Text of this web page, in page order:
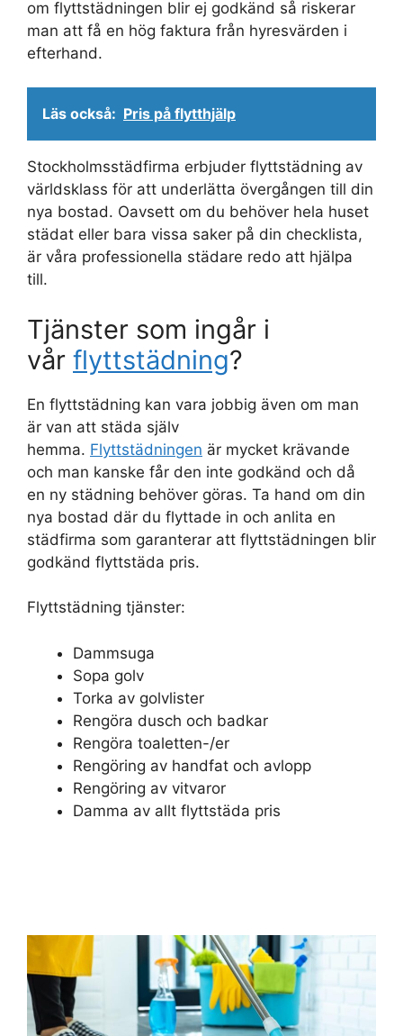
om flyttstädningen blir ej godkänd så riskerar
man att få en hög faktura från hyresvärden i
efterhand.
Läs också: Pris på flytthjälp
Stockholmsstädfirma erbjuder flyttstädning av
världsklass för att underlätta övergången till din
nya bostad. Oavsett om du behöver hela huset
städat eller bara vissa saker på din checklista,
är våra professionella städare redo att hjälpa
till.
Tjänster som ingår i
vår flyttstädning?
En flyttstädning kan vara jobbig även om man
är van att städa själv
hemma. Flyttstädningen är mycket krävande
och man kanske får den inte godkänd och då
en ny städning behöver göras. Ta hand om din
nya bostad där du flyttade in och anlita en
städfirma som garanterar att flyttstädningen blir
godkänd flyttstäda pris.
Flyttstädning tjänster:
Dammsuga
Sopa golv
Torka av golvlister
Rengöra dusch och badkar
Rengöra toaletten-/er
Rengöring av handfat och avlopp
Rengöring av vitvaror
Damma av allt flyttstäda pris